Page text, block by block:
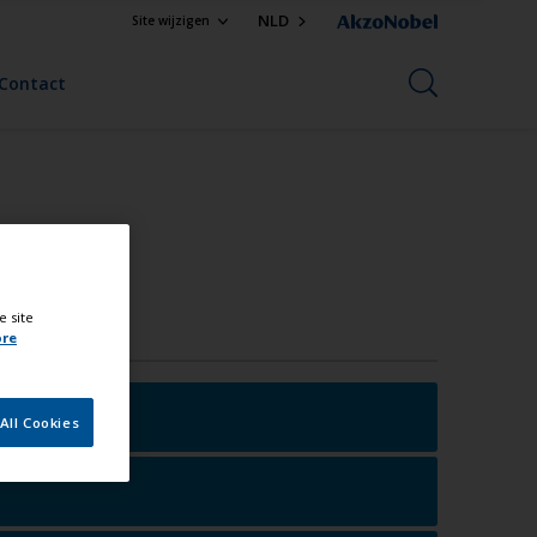
Site wijzigen NLD
Contact
site
Cookies